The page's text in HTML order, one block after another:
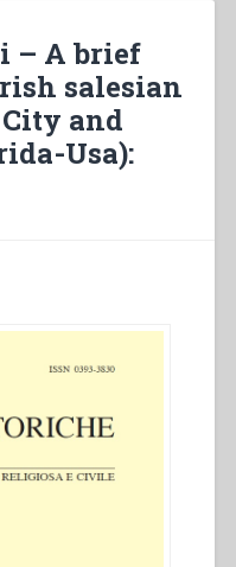
– A brief
salesian
and
Usa):